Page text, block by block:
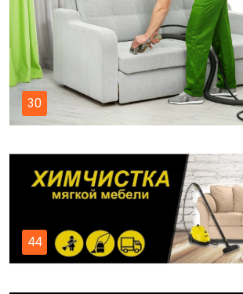
30
44